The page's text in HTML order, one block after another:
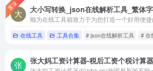
置顶 大小写转换_json在线解析工具_繁体
在线工具 工具合集 # json在线解析工具 # 在
张大妈工资计算器-税后工资个税计算器